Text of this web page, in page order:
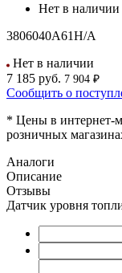
Нет в наличии
3806040A61H/A
Нет в наличии
7 185 руб. 7 904 ₽
Сообщить о
* Цены в интернет-
розничных
Аналоги
Описание
Отзывы
Датчик уровня